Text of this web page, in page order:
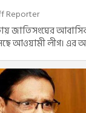
Reporter
জাতিসংঘের
আওয়ামী লীগ।